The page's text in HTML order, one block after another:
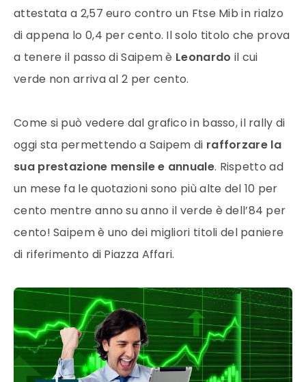
attestata a 2,57 euro contro un Ftse Mib in rialzo
di appena lo 0,4 per cento. Il solo titolo che prova
a tenere il passo di Saipem è Leonardo il cui
verde non arriva al 2 per cento.
Come si può vedere dal grafico in basso, il rally di
oggi sta permettendo a Saipem di rafforzare la
sua prestazione mensile e annuale. Rispetto ad
un mese fa le quotazioni sono più alte del 10 per
cento mentre anno su anno il verde è dell’84 per
cento! Saipem è uno dei migliori titoli del paniere
di riferimento di Piazza Affari.